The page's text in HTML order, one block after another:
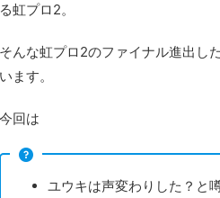
る虹プロ2。
そんな虹プロ2のファイナル進出し
います。
今回は
ユウキは声変わりした？と